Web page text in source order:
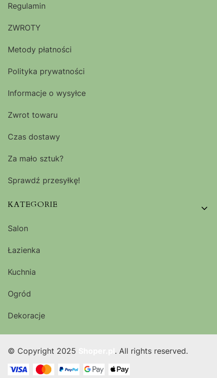
Regulamin
ZWROTY
Metody płatności
Polityka prywatności
Informacje o wysyłce
Zwrot towaru
Czas dostawy
Za mało sztuk?
Sprawdź przesyłkę!
KATEGORIE
Salon
Łazienka
Kuchnia
Ogród
Dekoracje
© Copyright 2025 . All rights reserved.